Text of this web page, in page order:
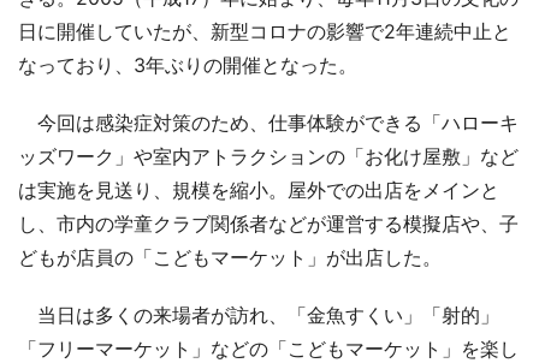
日に開催していたが、新型コロナの影響で2年連続中止と
なっており、3年ぶりの開催となった。
今回は感染症対策のため、仕事体験ができる「ハローキ
ッズワーク」や室内アトラクションの「お化け屋敷」など
は実施を見送り、規模を縮小。屋外での出店をメインと
し、市内の学童クラブ関係者などが運営する模擬店や、子
どもが店員の「こどもマーケット」が出店した。
当日は多くの来場者が訪れ、「金魚すくい」「射的」
「フリーマーケット」などの「こどもマーケット」を楽し